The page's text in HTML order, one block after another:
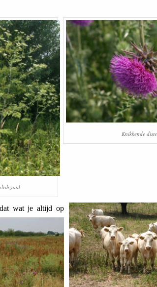
Knikkende
wat je altijd op